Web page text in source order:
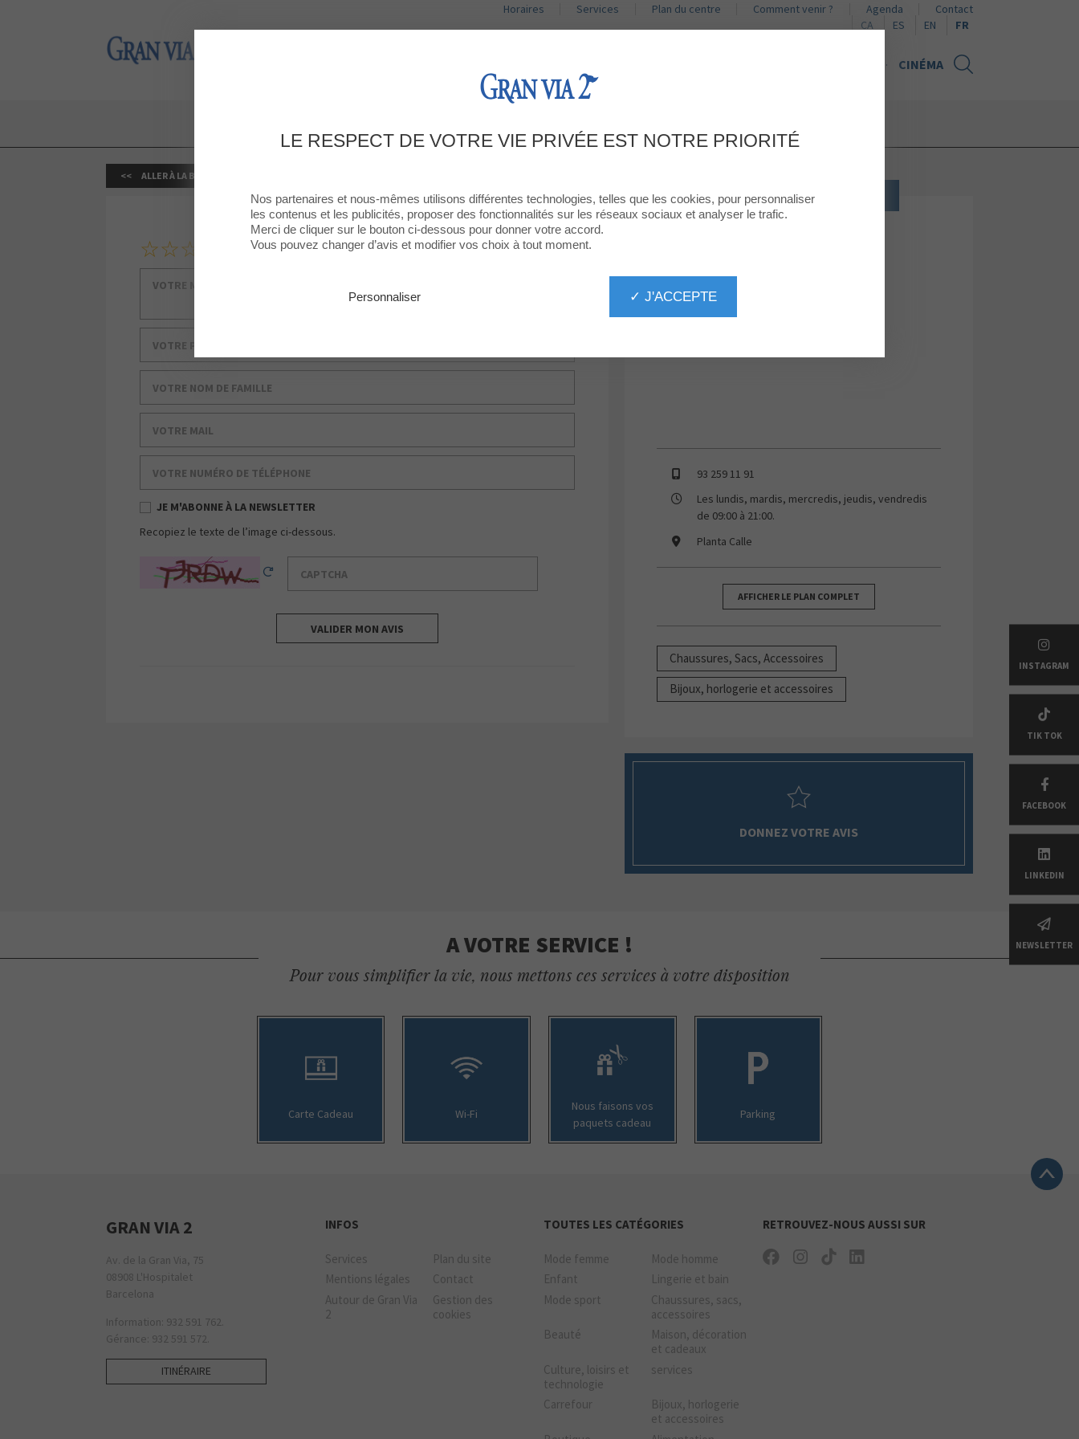
Gran Via 2
CINÉMA
Horaires Services Plan du centre Comment venir ? Agenda
Contact
CA Naviguer en català
ES Naviguer en español
EN Browse in English
FR
DONNEZ VOTRE AVIS
ALLER À LA BOUTIQUE
Votre note
2
1
JE M'ABONNE À LA NEWSLETTER
Recopiez le texte de l’image ci-dessous.
Captcha
VALIDER MON AVIS
CHAUSSURES, SACS, ACCESSOIRES
93 259 11 91
Les lundis, mardis, mercredis, jeudis, vendredis
de 09:00 à 21:00.
Planta Calle
AFFICHER LE PLAN COMPLET
Chaussures, Sacs, Accessoires
Bijoux, horlogerie et accessoires
DONNEZ VOTRE AVIS
A VOTRE SERVICE !
Pour vous simplifier la vie, nous mettons ces services à votre disposition
Carte Cadeau Wi-Fi
Nous faisons vos
paquets cadeau
Parking
INSTAGRAM
TIK TOK
FACEBOOK
LINKEDIN
NEWSLETTER
GRAN VIA 2
Av. de la Gran Via, 75
08908 L'Hospitalet
Barcelona
Information: 932 591 762.
Gérance: 932 591 572.
ITINÉRAIRE
INFOS
Services
Plan du site
Mentions légales
Contact
Autour de Gran Via
2
Gestion des
cookies
TOUTES LES CATÉGORIES
Mode femme
Mode homme
Enfant
Lingerie et bain
Mode sport
Chaussures, sacs,
accessoires
Beauté
Maison, décoration
et cadeaux
Culture, loisirs et
technologie
services
Carrefour
Bijoux, horlogerie
et accessoires
RETROUVEZ-NOUS AUSSI SUR
LE RESPECT DE VOTRE VIE PRIVÉE EST NOTRE PRIORITÉ
Nos partenaires et nous-mêmes utilisons différentes technologies, telles que les cookies, pour personnaliser
les contenus et les publicités, proposer des fonctionnalités sur les réseaux sociaux et analyser le trafic.
Merci de cliquer sur le bouton ci-dessous pour donner votre accord.
Vous pouvez changer d’avis et modifier vos choix à tout moment.
✓ J'ACCEPTE
Personnaliser